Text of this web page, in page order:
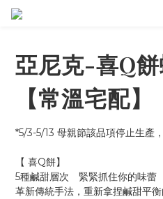
亞尼克-喜Q
【常溫宅配】
*5/3-5/13 母親節該品項停止生產
【 喜Q餅】
5種鹹甜層次　緊緊抓住你的味蕾
革新傳統手法，重新拿捏鹹甜平衡